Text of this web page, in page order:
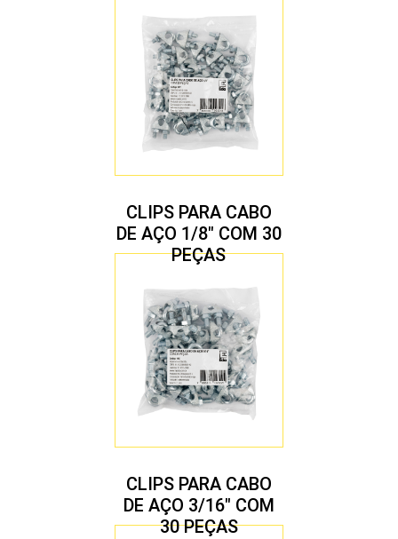
CLIPS PARA CABO
DE AÇO 1/8″ COM 30
PEÇAS
CLIPS PARA CABO
DE AÇO 3/16″ COM
30 PEÇAS